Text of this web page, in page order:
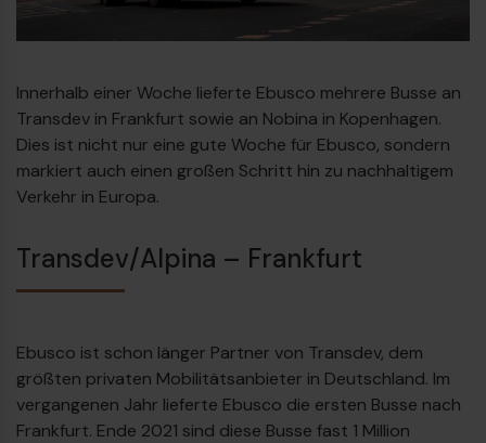
Innerhalb einer Woche lieferte Ebusco mehrere Busse an
Transdev in Frankfurt sowie an Nobina in Kopenhagen.
Dies ist nicht nur eine gute Woche für Ebusco, sondern
markiert auch einen großen Schritt hin zu nachhaltigem
Verkehr in Europa.
Transdev/Alpina – Frankfurt
Ebusco ist schon länger Partner von Transdev, dem
größten privaten Mobilitätsanbieter in Deutschland. Im
vergangenen Jahr lieferte Ebusco die ersten Busse nach
Frankfurt. Ende 2021 sind diese Busse fast 1 Million